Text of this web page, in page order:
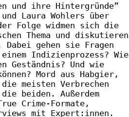
und ihre Hintergründe”
Laura Wohlers über
Folge widmen sich die
Thema und diskutieren
gehen sie Fragen
Indizienprozess? Wie
Geständnis? Und wie
Mord aus Habgier,
meisten Verbrechen
beiden. Außerdem
Crime-Formate,
mit Expert:innen.